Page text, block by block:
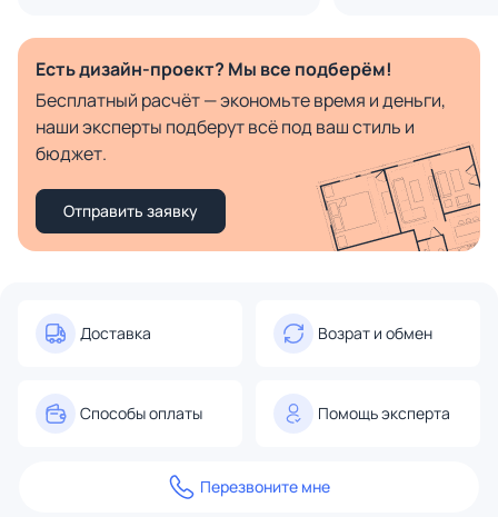
Есть дизайн-проект? Мы все подберём!
Бесплатный расчёт — экономьте время и деньги,
наши эксперты подберут всё под ваш стиль и
бюджет.
Отправить заявку
Доставка Возрат и обмен
Способы оплаты Помощь эксперта
Перезвоните мне